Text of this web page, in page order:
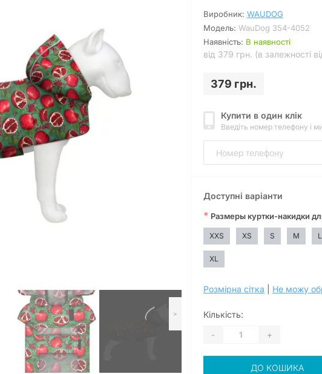
>
Виробник: WAUDOG
Модель: WauDog 354-4052
Наявність: В наявності
від 379 грн. (в залежності
379 грн.
Купити в один клік
Введіть номер телефону і
Доступні варіанти
* Размеры куртки-накидки
XXS XS S M L
XL
Розмірна сітка Не можу
Кількість:
- +
ДО КОШИКА